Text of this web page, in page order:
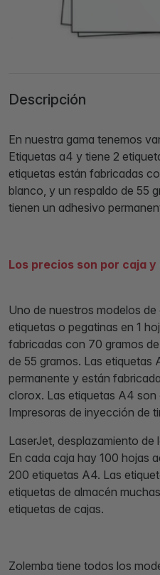
Descripción
En nuestra gama tenemos
Etiquetas a4 y tiene 2
etiquetas están fabricadas
blanco, y un respaldo de 55
tienen un adhesivo
Los precios son por caja
Uno de nuestros modelos
etiquetas o pegatinas en 1
fabricadas con 70 gramos
de 55 gramos. Las etiquetas
permanente y están
clorox. Las etiquetas A4 son
Impresoras de inyección de
LaserJet, desplazamiento
En cada caja hay 100 hojas
200 etiquetas A4. Las
etiquetas de almacén
etiquetas de cajas.
Zolemba tiene todos los